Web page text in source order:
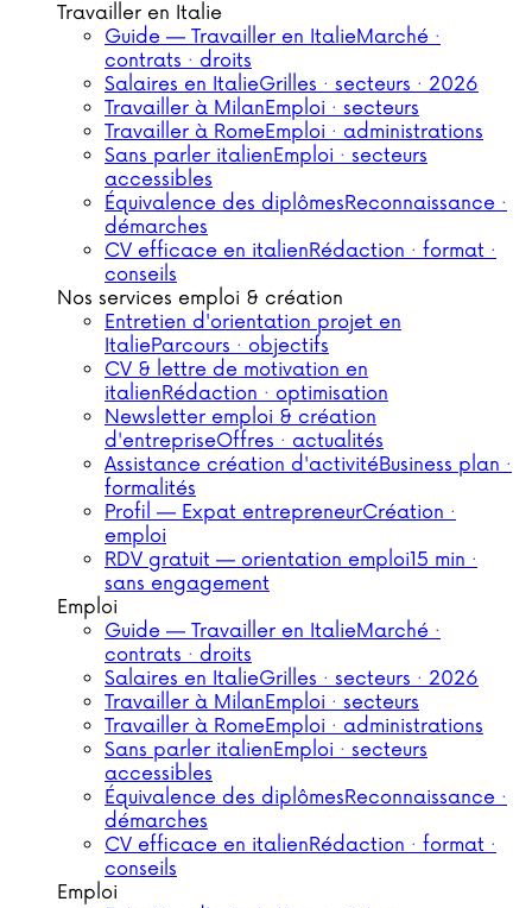
Travailler en Italie
Guide — Travailler en ItalieMarché ·
contrats · droits
Salaires en ItalieGrilles · secteurs · 2026
Travailler à MilanEmploi · secteurs
Travailler à RomeEmploi · administrations
Sans parler italienEmploi · secteurs
accessibles
Équivalence des diplômesReconnaissance ·
démarches
CV efficace en italienRédaction · format ·
conseils
Nos services emploi & création
Entretien d'orientation projet en
ItalieParcours · objectifs
CV & lettre de motivation en
italienRédaction · optimisation
Newsletter emploi & création
d'entrepriseOffres · actualités
Assistance création d'activitéBusiness plan ·
formalités
Profil — Expat entrepreneurCréation ·
emploi
RDV gratuit — orientation emploi15 min ·
sans engagement
Emploi
Guide — Travailler en ItalieMarché ·
contrats · droits
Salaires en ItalieGrilles · secteurs · 2026
Travailler à MilanEmploi · secteurs
Travailler à RomeEmploi · administrations
Sans parler italienEmploi · secteurs
accessibles
Équivalence des diplômesReconnaissance ·
démarches
CV efficace en italienRédaction · format ·
conseils
Emploi